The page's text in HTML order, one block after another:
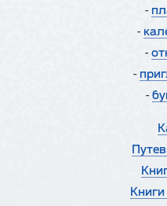
-
-
-
-
-